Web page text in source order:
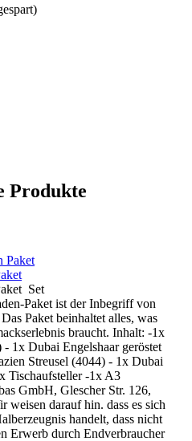
Produkte
Paket Set
Paket ist der Inbegriff von
Paket beinhaltet alles, was
braucht. Inhalt: -1x
1x Dubai Engelshaar geröstet
Streusel (4044) - 1x Dubai
Tischaufsteller -1x A3
GmbH, Glescher Str. 126,
weisen darauf hin. dass es sich
handelt, dass nicht
Erwerb durch Endverbraucher